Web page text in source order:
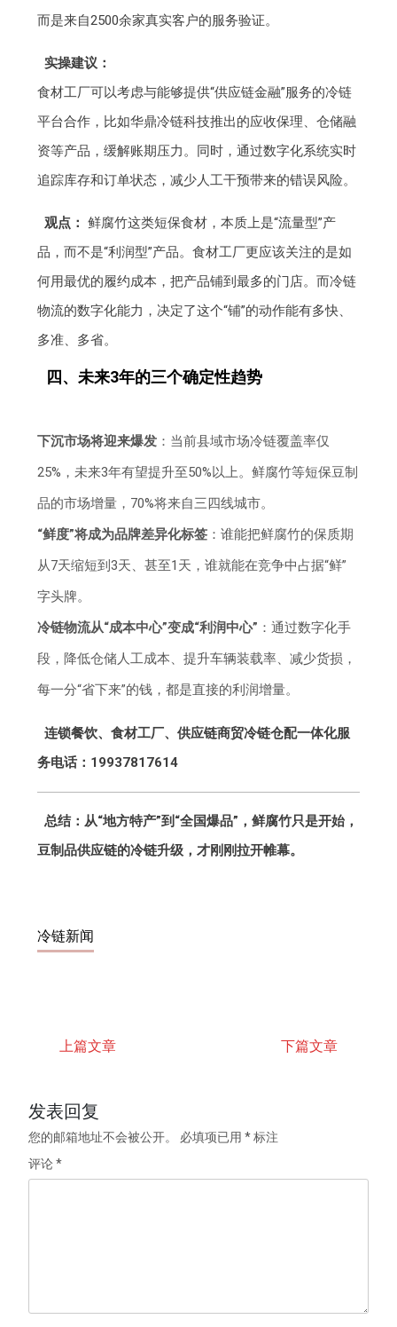
而是来自2500余家真实客户的服务验证。
实操建议：
食材工厂可以考虑与能够提供“供应链金融”服务的冷链
平台合作，比如华鼎冷链科技推出的应收保理、仓储融
资等产品，缓解账期压力。同时，通过数字化系统实时
追踪库存和订单状态，减少人工干预带来的错误风险。
观点： 鲜腐竹这类短保食材，本质上是“流量型”产
品，而不是“利润型”产品。食材工厂更应该关注的是如
何用最优的履约成本，把产品铺到最多的门店。而冷链
物流的数字化能力，决定了这个“铺”的动作能有多快、
多准、多省。
四、未来3年的三个确定性趋势
下沉市场将迎来爆发 ：当前县域市场冷链覆盖率仅
25%，未来3年有望提升至50%以上。鲜腐竹等短保豆制
品的市场增量，70%将来自三四线城市。
“鲜度”将成为品牌差异化标签 ：谁能把鲜腐竹的保质期
从7天缩短到3天、甚至1天，谁就能在竞争中占据“鲜”
字头牌。
冷链物流从“成本中心”变成“利润中心” ：通过数字化手
段，降低仓储人工成本、提升车辆装载率、减少货损，
每一分“省下来”的钱，都是直接的利润增量。
连锁餐饮、食材工厂、供应链商贸冷链仓配一体化服
务电话：19937817614
总结：从“地方特产”到“全国爆品”，鲜腐竹只是开始，
豆制品供应链的冷链升级，才刚刚拉开帷幕。
冷链新闻
上篇文章 下篇文章
发表回复
您的邮箱地址不会被公开。 必填项已用*标注
评论*